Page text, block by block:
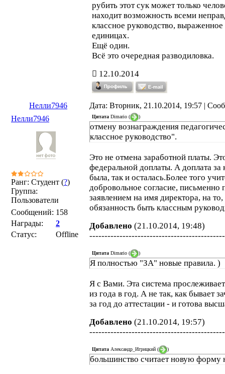
рубить этот сук может только
находит возможность всеми
классное руководство,
единицах.
Ещё один.
Всё это очередная разводиловка.
12.10.2014
Нелли7946
Дата: Вторник, 21.10.2014, 19:57 |
Нелли7946
Ранг: Студент (?)
Группа:
Пользователи
Сообщений: 158
Награды:
2
Статус:
Offline
Цитата Dimario ( )
отмену вознаграждения
классное руководство".
Это не отмена заработной платы.
федеральной доплаты. А доплата за
была, так и осталась.Более того
добровольное согласие, письменно
заявлением на имя директора, на
обязанность быть классным
Добавлено (21.10.2014, 19:48)
---------------------------------------------
Цитата Dimario ( )
Я полностью "ЗА" новые правила. )
Я с Вами. Эта система
из года в год. А не так, как бывает
за год до аттестации - и готова
Добавлено (21.10.2014, 19:57)
---------------------------------------------
Цитата Александр_Игрицкий ( )
большинство считает новую форму